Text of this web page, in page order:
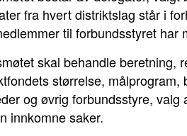
fra hvert distriktslag står i
til forbundsstyret har
skal behandle beretning,
størrelse,
og øvrig forbundsstyre,
innkomne saker.